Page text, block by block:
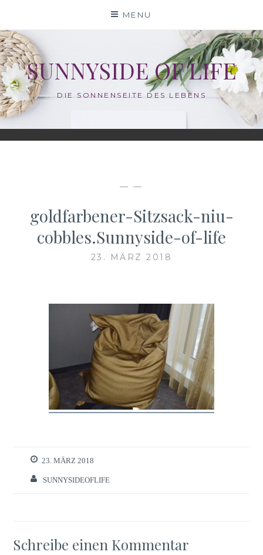
content
MENU
SUNNYSIDE OF LIFE
DIE SONNENSEITE DES LEBENS
— —
goldfarbener-Sitzsack-niu-
cobbles.Sunnyside-of-life
23. MÄRZ 2018
23. MÄRZ 2018
SUNNYSIDEOFLIFE
Schreibe einen Kommentar